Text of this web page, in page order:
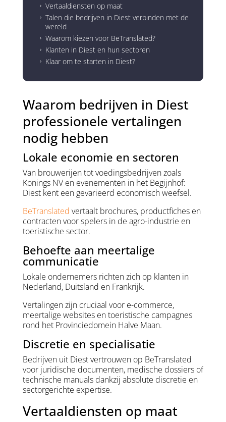
5 Vertaaldiensten op maat
5
Talen die bedrijven in Diest verbinden met de
wereld
5 Waarom kiezen voor BeTranslated?
5 Klanten in Diest en hun sectoren
5 Klaar om te starten in Diest?
Waarom bedrijven in Diest
professionele vertalingen
nodig hebben
Lokale economie en sectoren
Van brouwerijen tot voedingsbedrijven zoals
Konings NV en evenementen in het Begijnhof:
Diest kent een gevarieerd economisch weefsel.
BeTranslated vertaalt brochures, productfiches en
contracten voor spelers in de agro-industrie en
toeristische sector.
Behoefte aan meertalige
communicatie
Lokale ondernemers richten zich op klanten in
Nederland, Duitsland en Frankrijk.
Vertalingen zijn cruciaal voor e-commerce,
meertalige websites en toeristische campagnes
rond het Provinciedomein Halve Maan.
Discretie en specialisatie
Bedrijven uit Diest vertrouwen op BeTranslated
voor juridische documenten, medische dossiers of
technische manuals dankzij absolute discretie en
sectorgerichte expertise.
Vertaaldiensten op maat